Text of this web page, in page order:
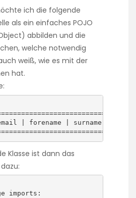
ich die folgende
als ein einfaches POJO
abbilden und die
welche notwendig
weiß, wie es mit der
hat.
| forename | surname |
Klasse ist dann das
imports: